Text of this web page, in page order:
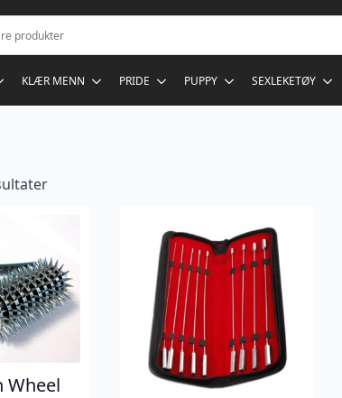
KLÆR MENN PRIDE PUPPY SEXLEKETØY
Wheel